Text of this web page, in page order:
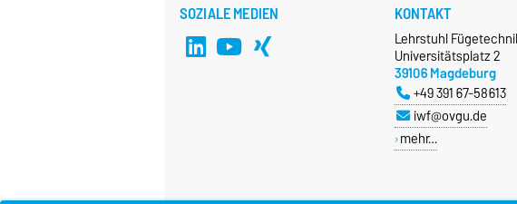
SOZIALE MEDIEN KONTAKT
Lehrstuhl
Universitätsplatz 2
39106 Magdeburg
+49 391 67-58613
iwf@ovgu.de
mehr…